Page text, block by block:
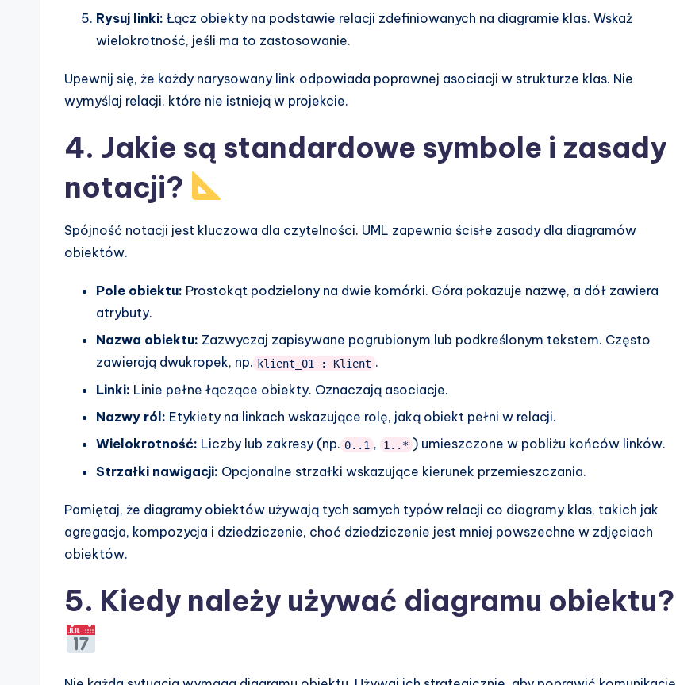
Rysuj linki: Łącz obiekty na podstawie relacji zdefiniowanych na diagramie klas. Wskaż
wielokrotność, jeśli ma to zastosowanie.
Upewnij się, że każdy narysowany link odpowiada poprawnej asociacji w strukturze klas. Nie
wymyślaj relacji, które nie istnieją w projekcie.
4. Jakie są standardowe symbole i zasady
notacji?
Spójność notacji jest kluczowa dla czytelności. UML zapewnia ścisłe zasady dla diagramów
obiektów.
Pole obiektu: Prostokąt podzielony na dwie komórki. Góra pokazuje nazwę, a dół zawiera
atrybuty.
Nazwa obiektu: Zazwyczaj zapisywane pogrubionym lub podkreślonym tekstem. Często
zawierają dwukropek, np. klient_01 : Klient .
Linki: Linie pełne łączące obiekty. Oznaczają asociacje.
Nazwy ról: Etykiety na linkach wskazujące rolę, jaką obiekt pełni w relacji.
Wielokrotność: Liczby lub zakresy (np. 0..1 , 1..* ) umieszczone w pobliżu końców linków.
Strzałki nawigacji: Opcjonalne strzałki wskazujące kierunek przemieszczania.
Pamiętaj, że diagramy obiektów używają tych samych typów relacji co diagramy klas, takich jak
agregacja, kompozycja i dziedziczenie, choć dziedziczenie jest mniej powszechne w zdjęciach
obiektów.
5. Kiedy należy używać diagramu obiektu?